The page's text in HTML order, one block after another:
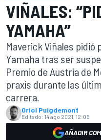
VIÑALES:
YAMAHA”
Maverick Viñales pidió
Yamaha tras ser
Premio de Austria de
praxis durante las
carrera.
Oriol Puigdemont
Editado: 14 ago 2021, 12:05
AÑADIR